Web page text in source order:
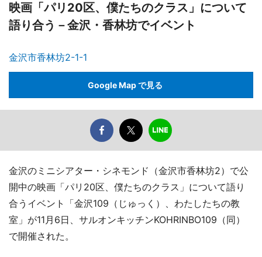
映画「パリ20区、僕たちのクラス」について
語り合う－金沢・香林坊でイベント
金沢市香林坊2-1-1
Google Map で見る
金沢のミニシアター・シネモンド（金沢市香林坊2）で公
開中の映画「パリ20区、僕たちのクラス」について語り
合うイベント「金沢109（じゅっく）、わたしたちの教
室」が11月6日、サルオンキッチンKOHRINBO109（同）
で開催された。